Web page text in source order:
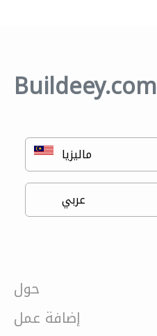
Buildeey.com
حول
إضافة عمل